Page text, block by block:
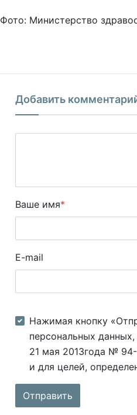
Фото: Министерство
Добавить
Ваше имя*
E-mail
Нажимая кнопку
персональных
21 мая 2013года №
и для целей,